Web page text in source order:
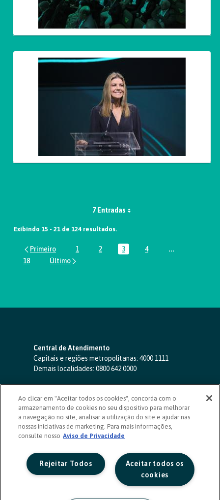
7 Entradas
Exibindo 15 - 21 de 124 resultados.
Página
1 Página
2 Página
3 Página
4 ...Páginas
Página
18
Central de Atendimento
Capitais e regiões metropolitanas: 4000 1111
Demais localidades: 0800 642 0000
SAC 24 horas-0800 724 4420
Ouvidoria
0800 725 0996
(de segunda a sexta, das 8h às 20h)
ouvidoriasicoob.com.br
Deficientes auditivos ou de fala
Ao clicar em "Aceitar todos os cookies", concorda com o
armazenamento de cookies no seu dispositivo para melhorar
a navegação no site, analisar a utilização do site e ajudar nas
nossas iniciativas de marketing. Para mais informações,
consulte nosso Aviso de Privacidade
Aceitar todos os
cookies
Rejeitar Todos